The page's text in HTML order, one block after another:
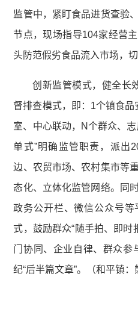
监管中，紧盯食品进货查验
节点，现场指导104家经营
头防范假劣食品流入市场，切
创新监管模式，健全长
督排查模式，即：1个镇食
室、中心联动，N个群众、
单式”明确监管职责，派出
边、农贸市场、农村集市等
态化、立体化监管网络。同
政务公开栏、微信公众号
式，鼓励群众“随手拍、即时
门协同、企业自律、群众参
纪“后半篇文章”。（和平镇：